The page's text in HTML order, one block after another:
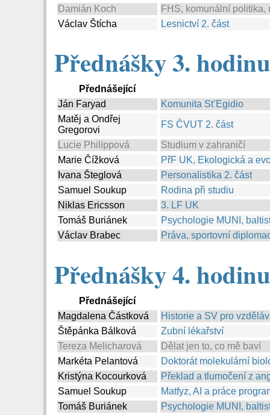
Damián Koch
FHS, komunální politika,
Václav Štícha
Lesnictví 2. část
Přednášky 3.
Přednášející
Ján Faryad
Komunita St’Egidio
Matěj a Ondřej
Gregorovi
FS ČVUT 2. část
Lucie Philippová
Studium v zahraničí
Marie Čížková
PřF UK, Ekologická a
Ivana Šteglová
Personalistika 2. část
Samuel Soukup
Rodina při studiu
Niklas Ericsson
3. LF UK
Tomáš Buriánek
Psychologie MUNI,
Václav Brabec
Práva, sportovní
Přednášky 4.
Přednášející
Magdalena Částková
Historie a SV pro
Štěpánka Bálková
Zubní lékařství
Tereza Melicharová
Dělat jen to, co mě baví
Markéta Pelantová
Doktorát molekulární
Kristýna Kocourková
Překlad a tlumočení z
Samuel Soukup
Matfyz, AI a práce
Tomáš Buriánek
Psychologie MUNI,